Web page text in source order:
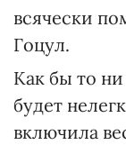
всячески
Гоцул.
Как бы то
будет
включила